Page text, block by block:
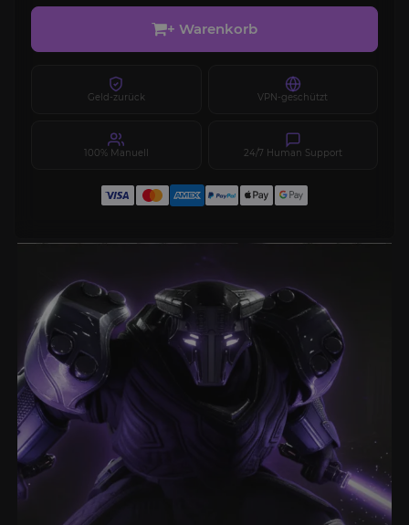
+ Warenkorb
Geld-zurück VPN-geschützt
100% Manuell 24/7 Human Support